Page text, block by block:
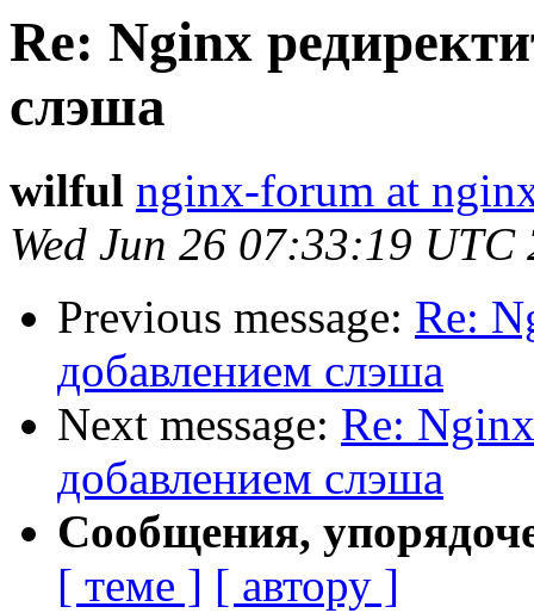
Re: Nginx
слэша
wilful nginx-forum at
Wed Jun 26 07:33:19 UTC
Previous message: Re:
добавлением слэша
Next message: Re:
добавлением слэша
Сообщения,
[ теме ] [ автору ]